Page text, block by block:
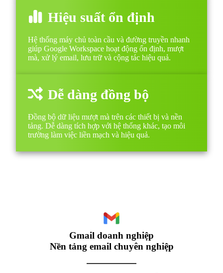
Hiệu suất ổn định
Hệ thống máy chủ toàn cầu và đường truyền nhanh
giúp Google Workspace hoạt động ổn định, mượt
mà, xử lý email, lưu trữ và cộng tác hiệu quả.
Dễ dàng đồng bộ
Đồng bộ dữ liệu mượt mà trên các thiết bị và nền
tảng. Dễ dàng tích hợp với hệ thống khác, tạo môi
trường làm việc liền mạch và hiệu quả.
Gmail doanh nghiệp
Nền tảng email chuyên nghiệp